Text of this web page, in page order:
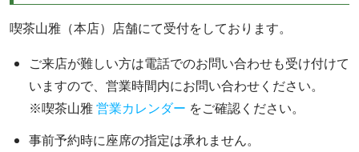
喫茶山雅（本店）店舗にて受付をしております。
ご来店が難しい方は電話でのお問い合わせも受け付けて
いますので、営業時間内にお問い合わせください。
※喫茶山雅営業カレンダー をご確認ください。
事前予約時に座席の指定は承れません。